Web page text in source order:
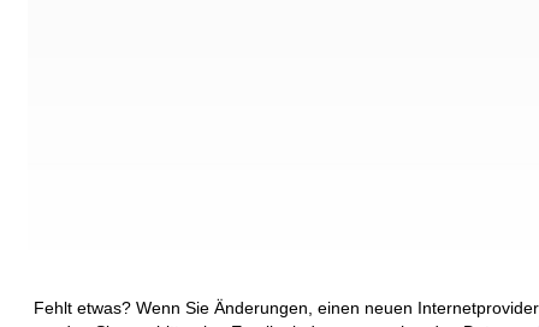
Fehlt etwas? Wenn Sie Änderungen, einen neuen